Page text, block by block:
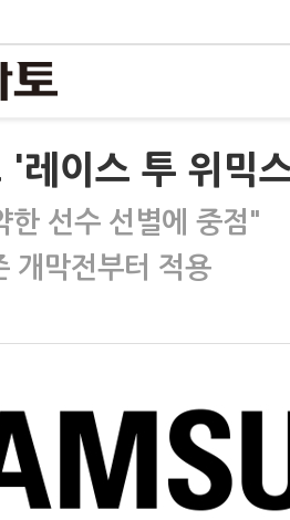
'레이스 투 위믹
한 선수 선별에 중점"
개막전부터 적용